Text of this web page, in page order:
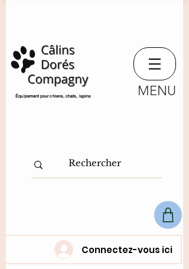
​Équipement pour chiens, chats, lapins MENU
Connectez-vous ici